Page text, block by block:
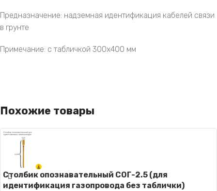
Предназначение: надземная идентификация кабелей связи
в грунте
Примечание: с табличкой 300х400 мм
Похожие товары
Столбик опознавательный СОГ-2.5 (для
идентификация газопровода без таблички)